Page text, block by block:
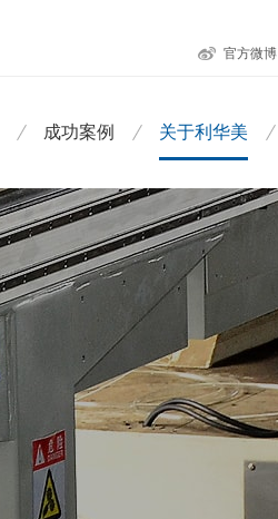
官方微博
成功案例 关于利华美